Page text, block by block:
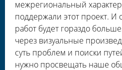
межрегиональный
поддержали этот проект. И
работ будет гораздо
через визуальные
суть проблем и поиски
нужно просвещать наше